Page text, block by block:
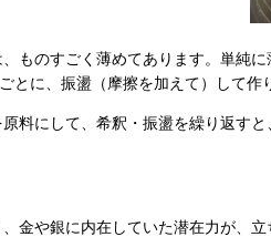
ものすごく薄めてあります。単純
とに、振盪（摩擦を加えて）して作
料にして、希釈・振盪を繰り返す
金や銀に内在していた潜在力が、立